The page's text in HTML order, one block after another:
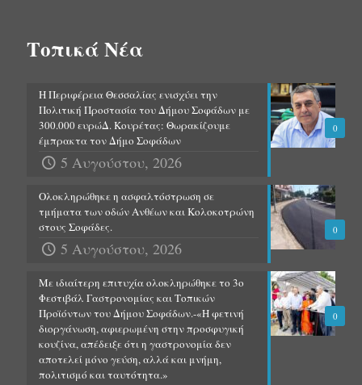
Τοπικά Νέα
0
Η Περιφέρεια Θεσσαλίας ενισχύει την
Πολιτική Προστασία του Δήμου Σοφάδων με
300.000 ευρώΔ. Κουρέτας: Θωρακίζουμε
έμπρακτα τον Δήμο Σοφάδων
5 Αυγούστου, 2026
0
Ολοκληρώθηκε η ασφαλτόστρωση σε
τμήματα των οδών Ανθέων και Κολοκοτρώνη
στους Σοφάδες.
5 Αυγούστου, 2026
0
Με ιδιαίτερη επιτυχία ολοκληρώθηκε το 3ο
Φεστιβάλ Γαστρονομίας και Τοπικών
Προϊόντων του Δήμου Σοφάδων.-«Η φετινή
διοργάνωση, αφιερωμένη στην προσφυγική
κουζίνα, απέδειξε ότι η γαστρονομία δεν
αποτελεί μόνο γεύση, αλλά και μνήμη,
πολιτισμό και ταυτότητα.»